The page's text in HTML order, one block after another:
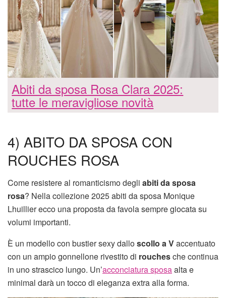
Abiti da sposa Rosa Clara 2025:
tutte le meravigliose novità
4) ABITO DA SPOSA CON
ROUCHES ROSA
Come resistere al romanticismo degli abiti da sposa
rosa? Nella collezione 2025 abiti da sposa Monique
Lhuillier ecco una proposta da favola sempre giocata su
volumi importanti.
È un modello con bustier sexy dalloscollo a Vaccentuato
con un ampio gonnellone rivestito di rouchesche continua
in uno strascico lungo. Un’acconciatura sposaalta e
minimal darà un tocco di eleganza extra alla forma.